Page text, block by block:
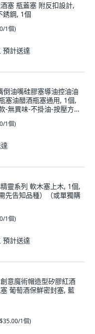
塞 瓶蓋塞 附反扣設計,
銹鋼, 1個
1個)
預計送達
油嘴硅膠塞導油控油油
塞油醋酒瓶塞通用, 1個,
-無異味-不掛油-按壓方
算
1個)
靈系列 軟木塞上木, 1個,
先告知品種）（或單獨購
1個)
預計送達
意魔術帽造型矽膠紅酒
葡萄酒保鮮密封塞, 藍
$35.00/1個)